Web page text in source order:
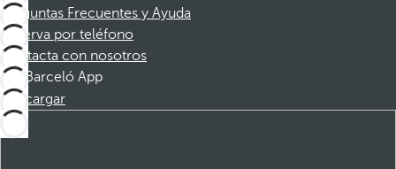
Preguntas Frecuentes y Ayuda
Reserva por teléfono
Contacta con nosotros
Barceló App
Descargar